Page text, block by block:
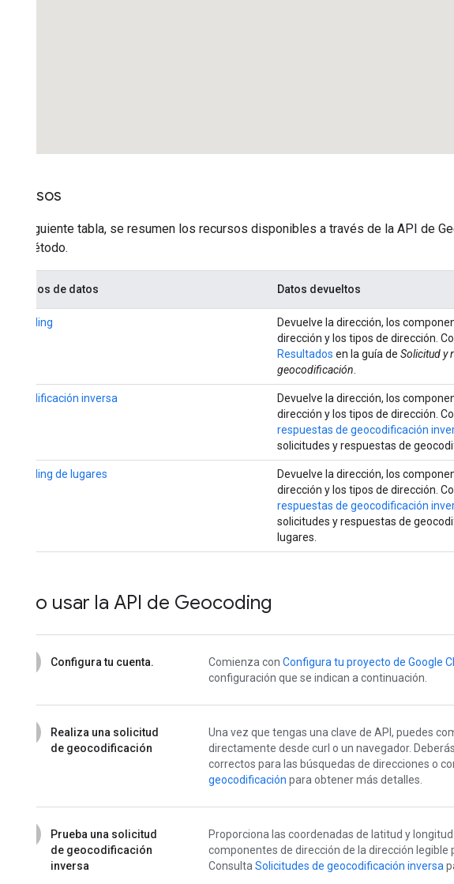
Recursos
En la siguiente tabla, se resumen los recursos disponibles a través de la API de
cada método.
Recursos de datos Datos devueltos
Geocoding
Devuelve la dirección, los
dirección y los tipos de dirección.
Resultados en la guía de Solicitud y
geocodificación
Geocodificación inversa
Devuelve la dirección, los
dirección y los tipos de dirección.
respuestas de geocodificación
solicitudes y respuestas de
Geocoding de lugares
Devuelve la dirección, los
dirección y los tipos de dirección.
respuestas de geocodificación
solicitudes y respuestas de
lugares.
Cómo usar la API de Geocoding
Configura tu cuenta. Comienza con Configura tu proyecto de Google
configuración que se indican a continuación.
Realiza una solicitud
de geocodificación
Una vez que tengas una clave de API, puedes
directamente desde curl o un navegador.
correctos para las búsquedas de direcciones o
geocodificación para obtener más detalles.
Prueba una solicitud
de geocodificación
inversa
Proporciona las coordenadas de latitud y
componentes de dirección de la dirección legible
Consulta Solicitudes de geocodificación inversa